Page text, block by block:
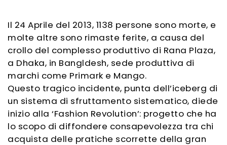
Il 24 Aprile del 2013, 1138 persone sono morte, e
molte altre sono rimaste ferite, a causa del
crollo del complesso produttivo di Rana Plaza,
a Dhaka, in Bangldesh, sede produttiva di
marchi come Primark e Mango.
Questo tragico incidente, punta dell’iceberg di
un sistema di sfruttamento sistematico, diede
inizio alla ‘Fashion Revolution’: progetto che ha
lo scopo di diffondere consapevolezza tra chi
acquista delle pratiche scorrette della gran